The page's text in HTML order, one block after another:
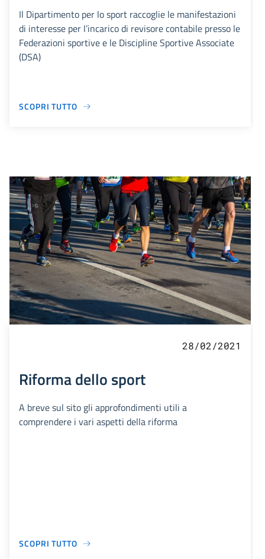
Il Dipartimento per lo sport raccoglie le manifestazioni
di interesse per l’incarico di revisore contabile presso le
Federazioni sportive e le Discipline Sportive Associate
(DSA)
SCOPRI TUTTO
28/02/2021
Riforma dello sport
A breve sul sito gli approfondimenti utili a
comprendere i vari aspetti della riforma
SCOPRI TUTTO